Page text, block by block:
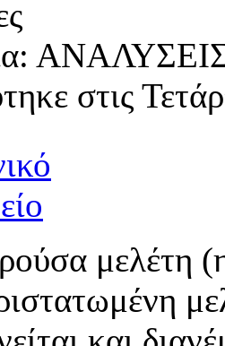
στις
μελέτη